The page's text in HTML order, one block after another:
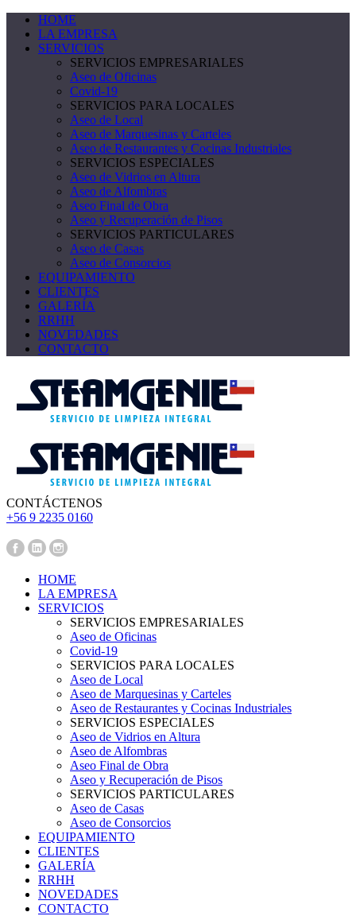
HOME
LA EMPRESA
SERVICIOS
SERVICIOS EMPRESARIALES
Aseo de Oficinas
Covid-19
SERVICIOS PARA LOCALES
Aseo de Local
Aseo de Marquesinas y Carteles
Aseo de Restaurantes y Cocinas Industriales
SERVICIOS ESPECIALES
Aseo de Vidrios en Altura
Aseo de Alfombras
Aseo Final de Obra
Aseo y Recuperación de Pisos
SERVICIOS PARTICULARES
Aseo de Casas
Aseo de Consorcios
EQUIPAMIENTO
CLIENTES
GALERÍA
RRHH
NOVEDADES
CONTACTO
CONTÁCTENOS
‪+56 9 2235 0160‬
HOME
LA EMPRESA
SERVICIOS
SERVICIOS EMPRESARIALES
Aseo de Oficinas
Covid-19
SERVICIOS PARA LOCALES
Aseo de Local
Aseo de Marquesinas y Carteles
Aseo de Restaurantes y Cocinas Industriales
SERVICIOS ESPECIALES
Aseo de Vidrios en Altura
Aseo de Alfombras
Aseo Final de Obra
Aseo y Recuperación de Pisos
SERVICIOS PARTICULARES
Aseo de Casas
Aseo de Consorcios
EQUIPAMIENTO
CLIENTES
GALERÍA
RRHH
NOVEDADES
CONTACTO